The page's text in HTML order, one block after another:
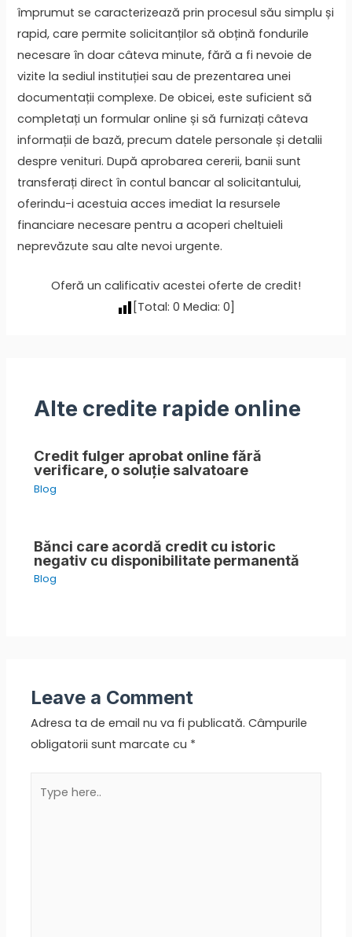
împrumut se caracterizează prin procesul său simplu și
rapid, care permite solicitanților să obțină fondurile
necesare în doar câteva minute, fără a fi nevoie de
vizite la sediul instituției sau de prezentarea unei
documentații complexe. De obicei, este suficient să
completați un formular online și să furnizați câteva
informații de bază, precum datele personale și detalii
despre venituri. După aprobarea cererii, banii sunt
transferați direct în contul bancar al solicitantului,
oferindu-i acestuia acces imediat la resursele
financiare necesare pentru a acoperi cheltuieli
neprevăzute sau alte nevoi urgente.
Oferă un calificativ acestei oferte de credit!
[Total: 0 Media: 0]
Alte credite rapide online
Credit fulger aprobat online fără
verificare, o soluție salvatoare
Blog
Bănci care acordă credit cu istoric
negativ cu disponibilitate permanentă
Blog
Leave a Comment
Adresa ta de email nu va fi publicată. Câmpurile
obligatorii sunt marcate cu *